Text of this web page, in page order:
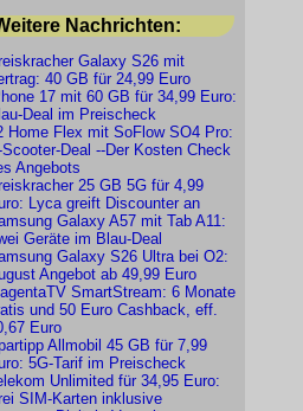
Nachrichten:
Galaxy S26 mit
40 GB für 24,99 Euro
17 mit 60 GB für 34,99 Euro:
Deal im Preischeck
Home Flex mit SoFlow SO4 Pro:
Scooter-Deal --Der Kosten Check
Angebots
25 GB 5G für 4,99
Lyca greift Discounter an
Galaxy A57 mit Tab A11:
Geräte im Blau-Deal
Galaxy S26 Ultra bei O2:
Angebot ab 49,99 Euro
SmartStream: 6 Monate
und 50 Euro Cashback, eff.
Euro
Allmobil 45 GB für 7,99
5G-Tarif im Preischeck
Unlimited für 34,95 Euro:
SIM-Karten inklusive